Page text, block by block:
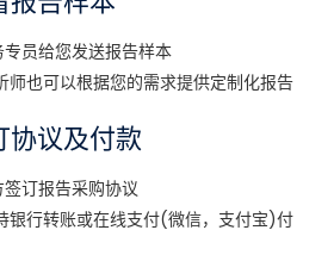
专员给您发送报告样本
师也可以根据您的需求提供定制化报告
协议及付款
签订报告采购协议
银行转账或在线支付(微信，支付宝)付